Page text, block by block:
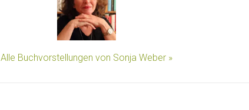
Alle Buchvorstellungen von Sonja Weber »